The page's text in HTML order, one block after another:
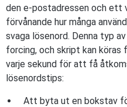
den e-postadressen och ett
förvånande hur många
svaga lösenord. Denna typ
forcing, och skript kan
varje sekund för att få
lösenordstips:
Att byta ut en bokstav